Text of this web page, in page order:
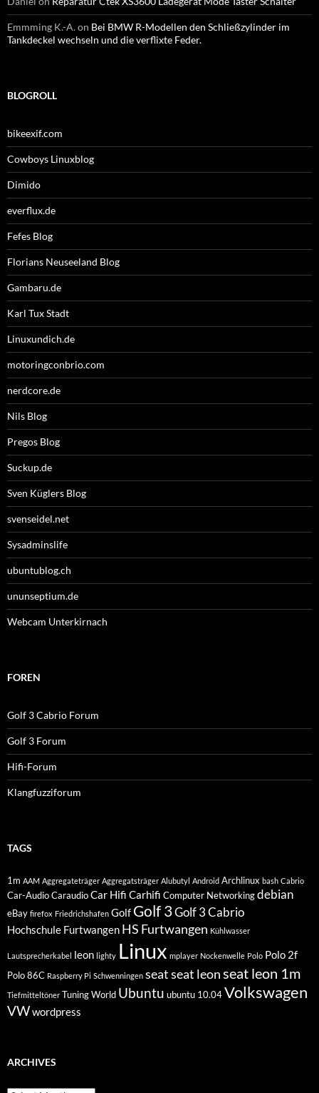
Emmming K.-A.on Bei BMW R-Modellen den Schließzylinder im
Tankdeckel wechseln und die verflixte Feder.
BLOGROLL
bikeexif.com
Cowboys Linuxblog
Dimido
everflux.de
Fefes Blog
Florians Neuseeland Blog
Gambaru.de
Karl Tux Stadt
Linuxundich.de
motoringconbrio.com
nerdcore.de
Nils Blog
Pregos Blog
Suckup.de
Sven Küglers Blog
svenseidel.net
Sysadminslife
ubuntublog.ch
ununseptium.de
Webcam Unterkirnach
FOREN
Golf 3 Cabrio Forum
Golf 3 Forum
Hifi-Forum
Klangfuzziforum
TAGS
1m AAM Aggregateträger Aggregatsträger Alubutyl Android Archlinux bash Cabrio
Car-AudioCaraudioCar Hifi Carhifi Computer Networkingdebian
eBay firefox Friedrichshafen Golf Golf 3Golf 3 Cabrio
Hochschule Furtwangen HS Furtwangen Kühlwasser
Lautsprecherkabel leon lighty Linux mplayer Nockenwelle Polo Polo 2f
Polo 86C Raspberry Pi Schwenningen seatseat leonseat leon 1m
Tiefmitteltöner Tuning World Ubuntu ubuntu 10.04Volkswagen
VWwordpress
ARCHIVES